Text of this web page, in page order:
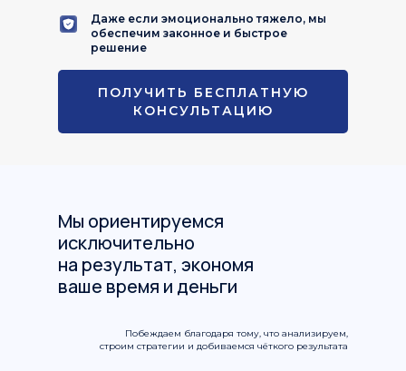
ПОЛУЧИТЬ БЕСПЛАТНУЮ
КОНСУЛЬТАЦИЮ
Даже если эмоционально тяжело, мы
обеспечим законное и быстрое
решение
Мы ориентируемся
исключительно
на результат, экономя
ваше время и деньги
Побеждаем благодаря тому, что анализируем,
строим стратегии и добиваемся чёткого результата